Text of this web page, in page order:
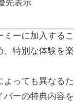
先表示
ミーに加入する
、特別な体験を
よっても異なる
バーの特典内容